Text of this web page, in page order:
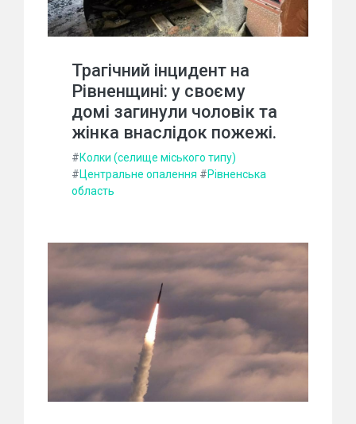
Трагічний інцидент на
Рівненщині: у своєму
домі загинули чоловік та
жінка внаслідок пожежі.
#Колки (селище міського типу)
#Центральне опалення #Рівненська
область